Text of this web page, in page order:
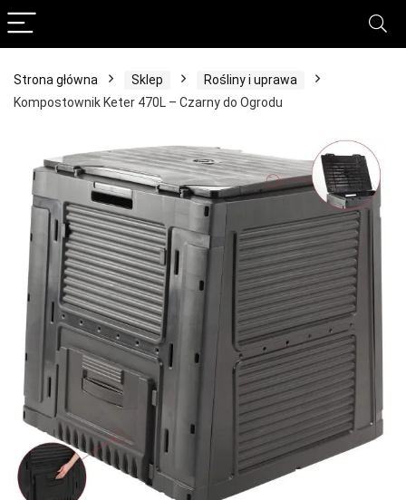
Strona główna Sklep
Rośliny i uprawa
Kompostownik Keter 470L – Czarny do Ogrodu